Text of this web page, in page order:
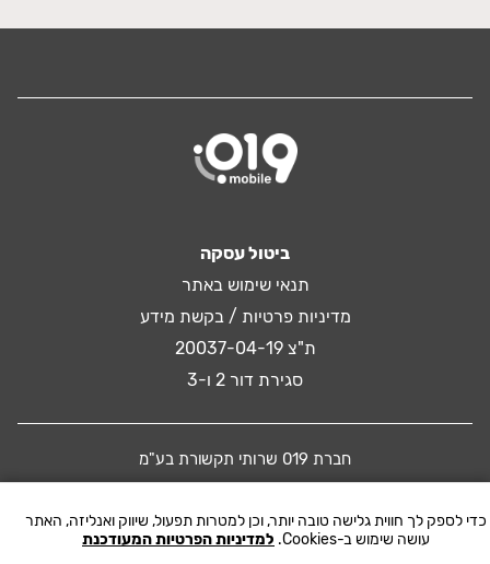
ביטול עסקה
תנאי שימוש באתר
מדיניות פרטיות / בקשת מידע
ת"צ 20037-04-19
סגירת דור 2 ו-3
חברת 019 שרותי תקשורת בע"מ
© 2016 019 MOBILE. All rights reserved
כדי לספק לך חווית גלישה טובה יותר, וכן למטרות תפעול, שיווק ואנליזה, האתר
עושה שימוש ב-Cookies.
למדיניות הפרטיות המעודכנת